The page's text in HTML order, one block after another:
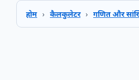
होम › कैलकुलेटर › गणित और